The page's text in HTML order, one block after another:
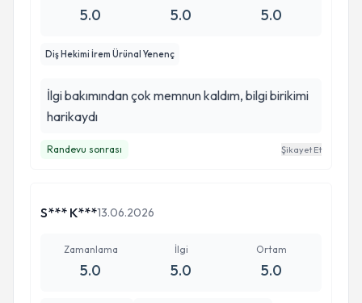
5.0 5.0 5.0
Diş Hekimi İrem Ürünal Yenenç
İlgi bakımından çok memnun kaldım, bilgi birikimi
harikaydı
Randevu sonrası Şikayet Et
S*** K***13.06.2026
Zamanlama
5.0
İlgi
5.0
Ortam
5.0